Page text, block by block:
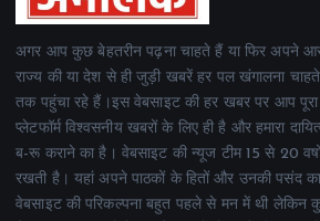
अगर आप कुछ बेहतरीन पढ़ना चाहते हैं या फिर अपने
राज्य की या देश से ही जुड़ी खबरें हर पल खंगालना
तक पहुंचा रहे हैं।इस वेबसाइट की हर खबर पर आप
प्लेटफॉर्म विश्वसनीय खबरों के लिए ही है और हमारा
ब-रू कराने का है। वेबसाइट की न्यूज टीम 15 से 20
रखती है। यहां अपने पाठकों के हितों और उनकी पसंद
वेबसाइट की परिकल्पना बहुत पहले से मन में थी लेकिन